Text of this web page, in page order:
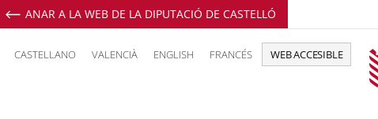
ANAR A LA WEB DE LA DIPUTACIÓ DE CASTELLÓ
CASTELLANO VALENCIÀ ENGLISH FRANCÉS WEB ACCESIBLE